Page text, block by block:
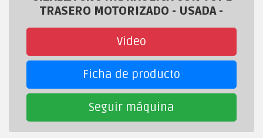
TRASERO MOTORIZADO - USADA -
Video
Ficha de producto
Seguir máquina